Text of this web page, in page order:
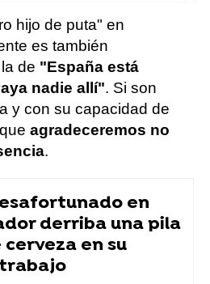
hijo de puta" en
es también
de "España está
nadie allí". Si son
y con su capacidad de
agradeceremos no
.
en
derriba una pila
en su